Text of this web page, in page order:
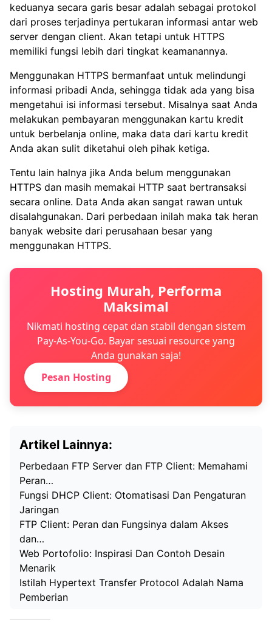
keduanya secara garis besar adalah sebagai protokol
dari proses terjadinya pertukaran informasi antar web
server dengan client. Akan tetapi untuk HTTPS
memiliki fungsi lebih dari tingkat keamanannya.
Menggunakan HTTPS bermanfaat untuk melindungi
informasi pribadi Anda, sehingga tidak ada yang bisa
mengetahui isi informasi tersebut. Misalnya saat Anda
melakukan pembayaran menggunakan kartu kredit
untuk berbelanja online, maka data dari kartu kredit
Anda akan sulit diketahui oleh pihak ketiga.
Tentu lain halnya jika Anda belum menggunakan
HTTPS dan masih memakai HTTP saat bertransaksi
secara online. Data Anda akan sangat rawan untuk
disalahgunakan. Dari perbedaan inilah maka tak heran
banyak website dari perusahaan besar yang
menggunakan HTTPS.
Hosting Murah, Performa
Maksimal
Nikmati hosting cepat dan stabil dengan sistem
Pay-As-You-Go. Bayar sesuai resource yang
Anda gunakan saja!
Pesan Hosting
Artikel Lainnya:
Perbedaan FTP Server dan FTP Client: Memahami
Peran…
Fungsi DHCP Client: Otomatisasi Dan Pengaturan
Jaringan
FTP Client: Peran dan Fungsinya dalam Akses
dan…
Web Portofolio: Inspirasi Dan Contoh Desain
Menarik
Istilah Hypertext Transfer Protocol Adalah Nama
Pemberian